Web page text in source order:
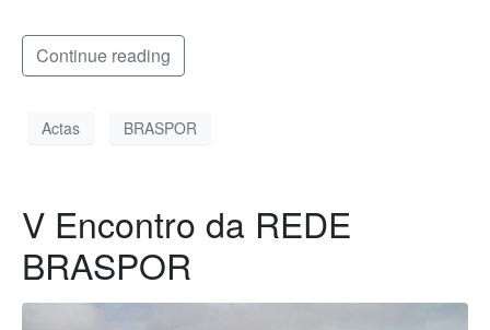
Continue reading
Actas BRASPOR
V Encontro da REDE
BRASPOR